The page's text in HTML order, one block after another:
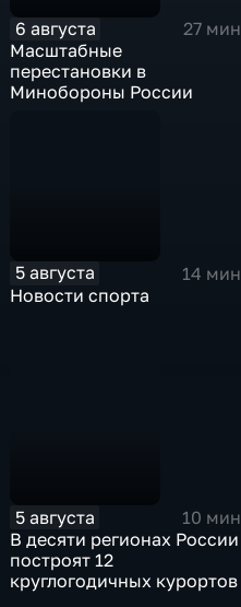
6 августа
27 мин
Масштабные
перестановки в
Минобороны России
5 августа
14 мин
Новости спорта
5 августа
10 мин
В десяти регионах России
построят 12
круглогодичных курортов